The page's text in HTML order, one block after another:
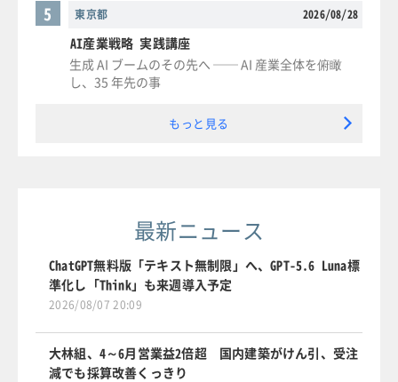
東京都 2026/08/28
5
AI産業戦略 実践講座
生成 AI ブームのその先へ ── AI 産業全体を俯瞰
し、35 年先の事
もっと見る
最新ニュース
ChatGPT無料版「テキスト無制限」へ、GPT-5.6 Luna標
準化し「Think」も来週導入予定
2026/08/07 20:09
大林組、4～6月営業益2倍超 国内建築がけん引、受注
減でも採算改善くっきり